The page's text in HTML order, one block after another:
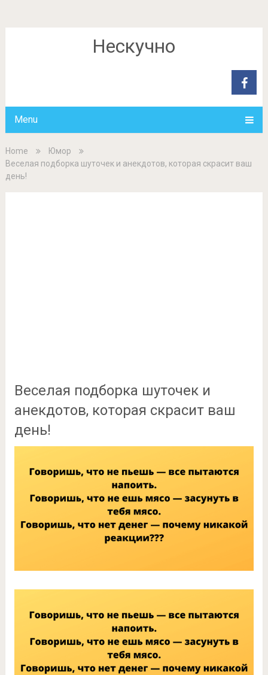
Нескучно
Menu
Home
Юмор
Веселая подборка шуточек и анекдотов, которая скрасит ваш
день!
Веселая подборка шуточек и
анекдотов, которая скрасит ваш
день!